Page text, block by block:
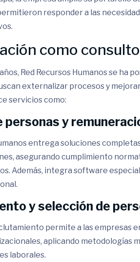
responder a las
como
Red Recursos Humanos se ha
externalizar procesos y
servicios como:
personas y
entrega soluciones
asegurando cumplimiento
Además, integra software
y selección de
permite a las empresas
aplicando metodologías
laborales.